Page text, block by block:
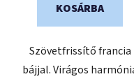
KOSÁRBA
Szövetfrissítő francia
bájjal. Virágos